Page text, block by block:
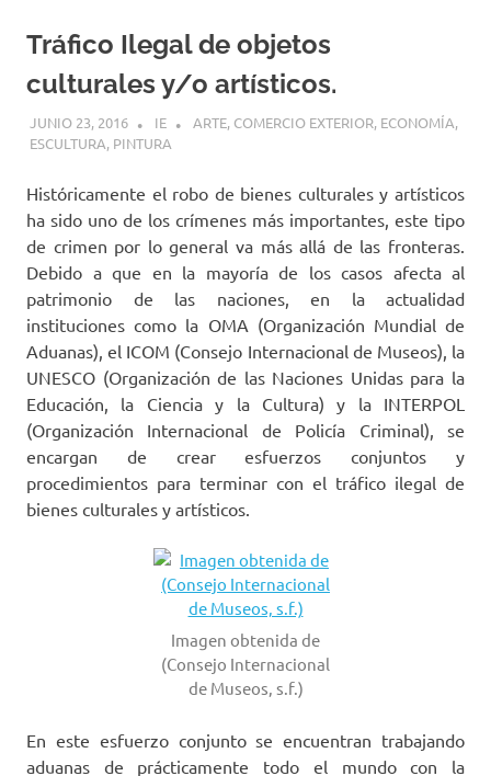
Tráfico Ilegal de objetos
culturales y/o artísticos.
JUNIO 23, 2016 IE ARTE, COMERCIO EXTERIOR, ECONOMÍA,
ESCULTURA, PINTURA
Históricamente el robo de bienes culturales y artísticos
ha sido uno de los crímenes más importantes, este tipo
de crimen por lo general va más allá de las fronteras.
Debido a que en la mayoría de los casos afecta al
patrimonio de las naciones, en la actualidad
instituciones como la OMA (Organización Mundial de
Aduanas), el ICOM (Consejo Internacional de Museos), la
UNESCO (Organización de las Naciones Unidas para la
Educación, la Ciencia y la Cultura) y la INTERPOL
(Organización Internacional de Policía Criminal), se
encargan de crear esfuerzos conjuntos y
procedimientos para terminar con el tráfico ilegal de
bienes culturales y artísticos.
Imagen obtenida de
(Consejo Internacional
de Museos, s.f.)
En este esfuerzo conjunto se encuentran trabajando
aduanas de prácticamente todo el mundo con la